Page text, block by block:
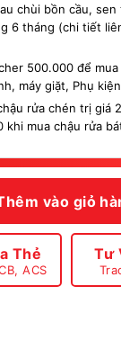
chùi bồn cầu, sen
6 tháng (chi tiết
500.000 để
máy giặt, Phụ
rửa chén trị giá
khi mua chậu rửa
vào giỏ
Thẻ
ACS
Tư